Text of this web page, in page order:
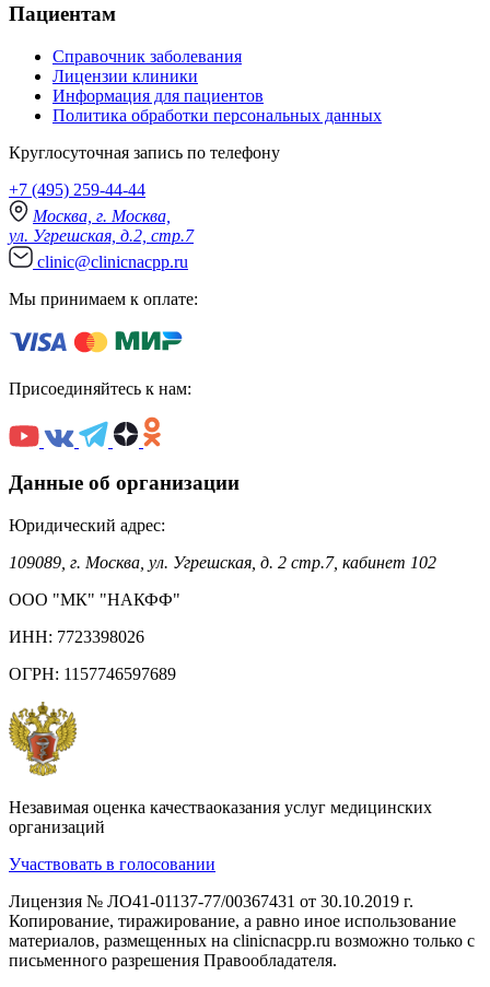
Пациентам
Справочник заболевания
Лицензии клиники
Информация для пациентов
Политика обработки персональных данных
Круглосуточная запись по телефону
+7 (495) 259-44-44
Москва, г. Москва,
ул. Угрешская, д.2, стр.7
clinic@clinicnacpp.ru
Мы принимаем к оплате:
Присоединяйтесь к нам:
Данные об организации
Юридический адрес:
109089, г. Москва, ул. Угрешская, д. 2 стр.7, кабинет 102
ООО "МК" "НАКФФ"
ИНН: 7723398026
ОГРН: 1157746597689
Незавимая оценка качестваоказания услуг медицинских
организаций
Участвовать в голосовании
Лицензия № ЛО41-01137-77/00367431 от 30.10.2019 г.
Копирование, тиражирование, а равно иное использование
материалов, размещенных на clinicnacpp.ru возможно только с
письменного разрешения Правообладателя.